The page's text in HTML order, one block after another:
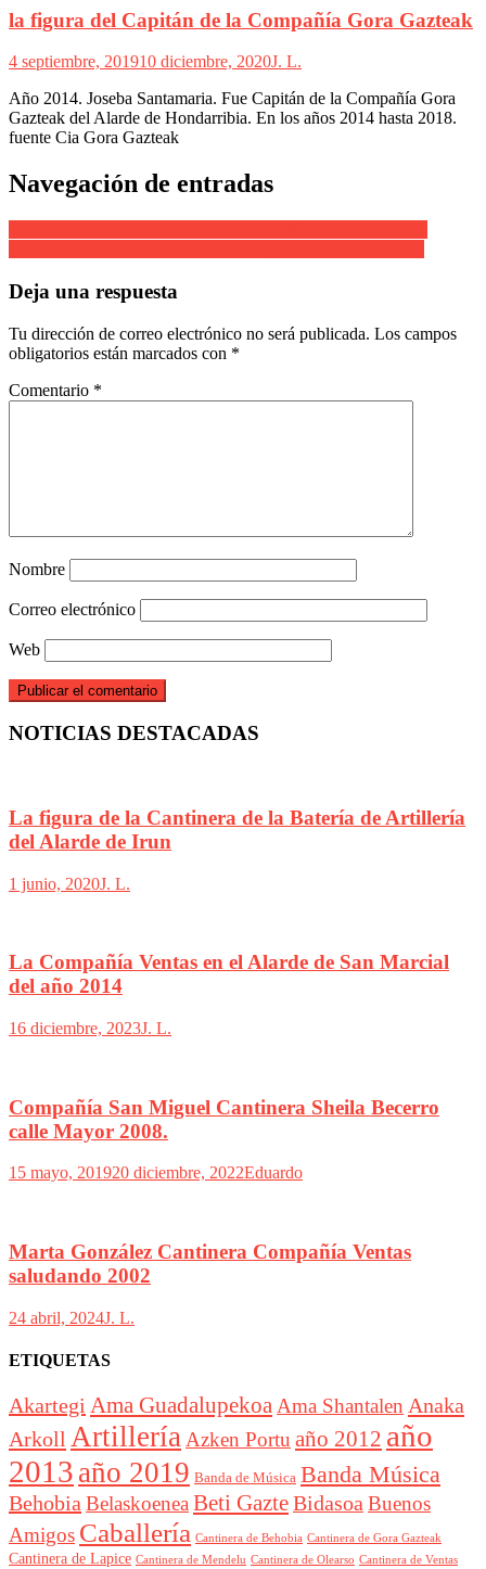
la figura del Capitán de la Compañía Gora Gazteak
4 septiembre, 201910 diciembre, 2020J. L.
Año 2014. Joseba Santamaria. Fue Capitán de la Compañía Gora
Gazteak del Alarde de Hondarribia. En los años 2014 hasta 2018.
fuente Cia Gora Gazteak
Navegación de entradas
Deja una respuesta
Tu dirección de correo electrónico no será publicada. Los campos
obligatorios están marcados con *
Comentario *
Nombre
Correo electrónico
Web
NOTICIAS DESTACADAS
La figura de la Cantinera de la Batería de Artillería
del Alarde de Irun
1 junio, 2020J. L.
La Compañía Ventas en el Alarde de San Marcial
del año 2014
16 diciembre, 2023J. L.
Compañía San Miguel Cantinera Sheila Becerro
calle Mayor 2008.
15 mayo, 201920 diciembre, 2022Eduardo
Marta González Cantinera Compañía Ventas
saludando 2002
24 abril, 2024J. L.
ETIQUETAS
Akartegi Ama GuadalupekoaAma Shantalen Anaka
Arkoll ArtilleríaAzken Portu año 2012 año
2013 año 2019 Banda de Música Banda Música
BehobiaBelaskoeneaBeti GazteBidasoaBuenos
Amigos Caballería Cantinera de Behobia Cantinera de Gora Gazteak
Cantinera de Lapice Cantinera de Mendelu Cantinera de Olearso Cantinera de Ventas